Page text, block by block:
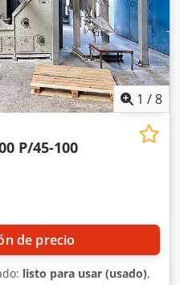
1 /8
P/45-100
de precio
listo para usar (usado),